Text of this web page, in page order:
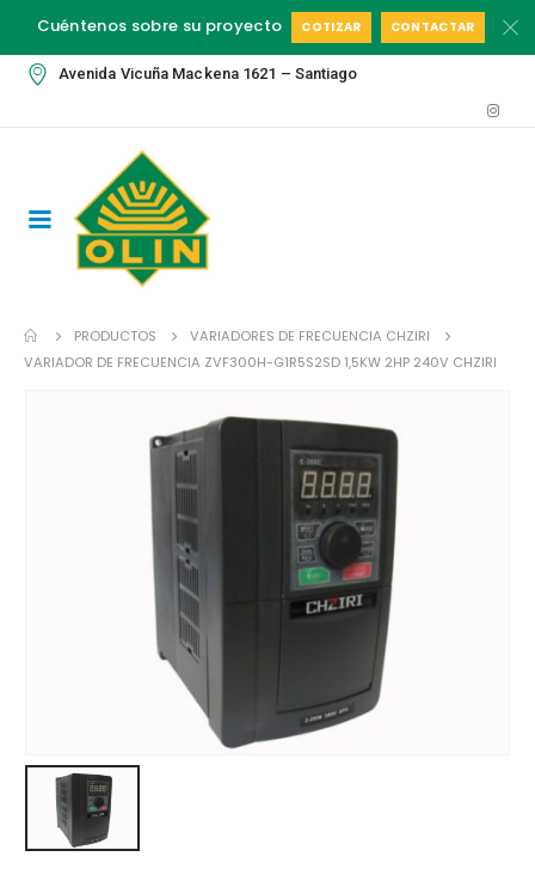
Cuéntenos sobre su proyecto COTIZAR CONTACTAR
Avenida Vicuña Mackena 1621 – Santiago
PRODUCTOS
VARIADORES DE FRECUENCIA CHZIRI
VARIADOR DE FRECUENCIA ZVF300H-G1R5S2SD 1,5KW 2HP 240V CHZIRI